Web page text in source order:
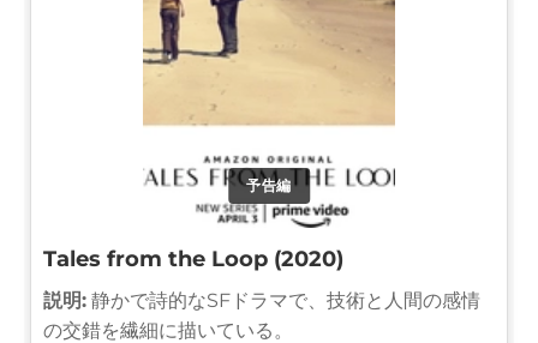
予告編
Tales from the Loop (2020)
説明: 静かで詩的なSFドラマで、技術と人間の感情
の交錯を繊細に描いている。